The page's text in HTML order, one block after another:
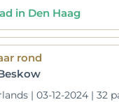
in Den Haag
rond
| 03-12-2024 | 32